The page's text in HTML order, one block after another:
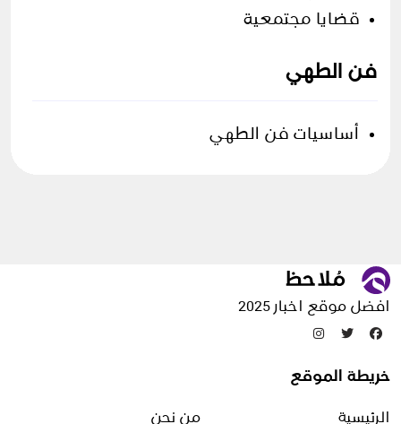
فن الطهي
قضايا مجتمعية
فن الطهي
أساسيات فن الطهي
الصحة واللياقة
افضل موقع اخبار 2025
خريطة الموقع
الرئيسية من نحن